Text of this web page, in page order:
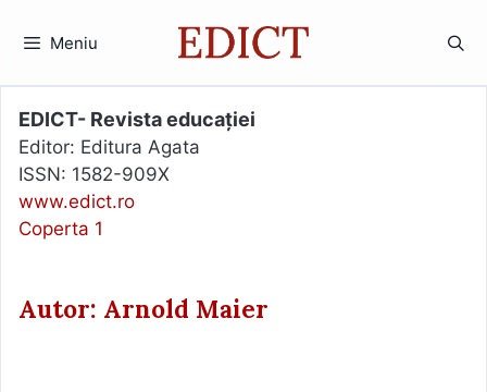
Meniu
EDICT- Revista educației
Editor: Editura Agata
ISSN: 1582-909X
www.edict.ro
Coperta 1
Autor: Arnold Maier